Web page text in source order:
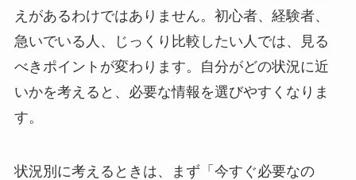
えがあるわけではありません。初心者、経験者、
急いでいる人、じっくり比較したい人では、見る
べきポイントが変わります。自分がどの状況に近
いかを考えると、必要な情報を選びやすくなりま
す。
状況別に考えるときは、まず「今すぐ必要なの